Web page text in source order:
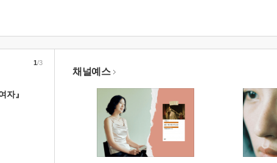
자』
1/3
채널예스